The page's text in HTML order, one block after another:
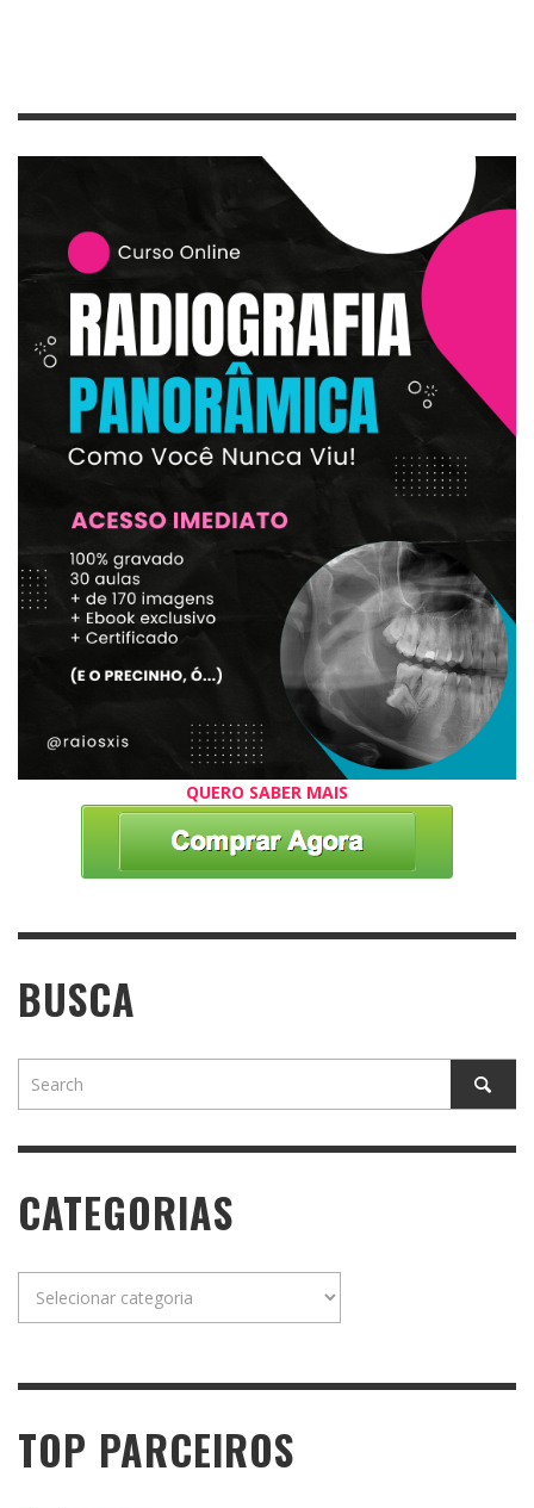
QUERO SABER MAIS
BUSCA
CATEGORIAS
TOP PARCEIROS